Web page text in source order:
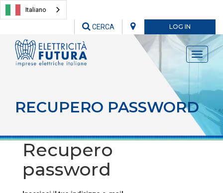
Italiano
LOG IN
CERCA
Toggle
RECUPERO PASSWORD
Recupero
password